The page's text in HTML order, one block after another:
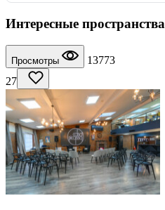
Интересные пространства
Просмотры
13773
27